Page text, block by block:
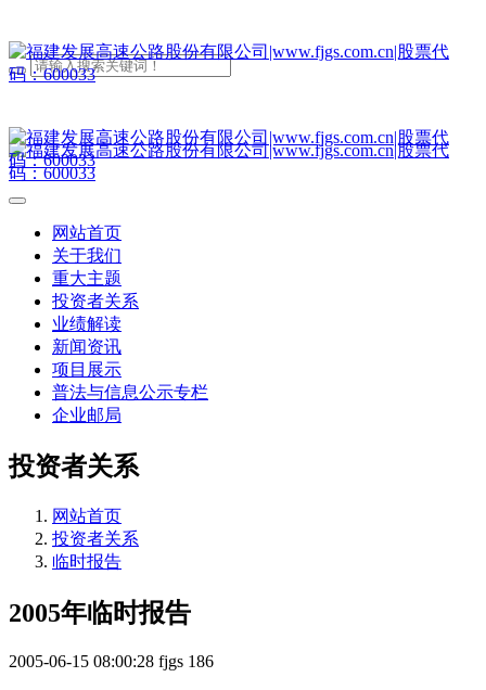
网站首页
关于我们
重大主题
投资者关系
业绩解读
新闻资讯
项目展示
普法与信息公示专栏
企业邮局
投资者关系
网站首页
投资者关系
临时报告
2005年临时报告
2005-06-15 08:00:28 fjgs 186